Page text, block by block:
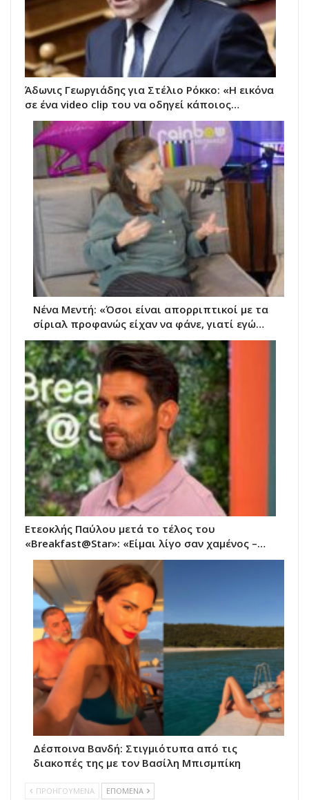
Άδωνις Γεωργιάδης για Στέλιο Ρόκκο: «Η εικόνα
σε ένα video clip του να οδηγεί κάποιος…
Νένα Μεντή: «Όσοι είναι απορριπτικοί με τα
σίριαλ προφανώς είχαν να φάνε, γιατί εγώ…
Ετεοκλής Παύλου μετά το τέλος του
«Breakfast@Star»: «Είμαι λίγο σαν χαμένος –…
Δέσποινα Βανδή: Στιγμιότυπα από τις
διακοπές της με τον Βασίλη Μπισμπίκη
ΠΡΟΗΓΟΥΜΕΝΑ ΕΠΟΜΕΝΑ